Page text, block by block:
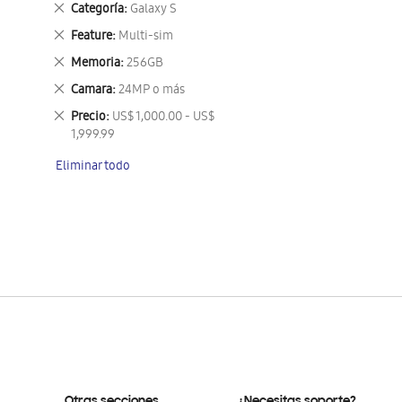
Categoría Galaxy S
Eliminar
este
artículo
Feature Multi-sim
Eliminar
este
artículo
Memoria 256GB
Eliminar
este
artículo
Camara 24MP o más
Eliminar
este
artículo
Precio US$ 1,000.00 - US$
1,999.99
Eliminar
este
Eliminar todo